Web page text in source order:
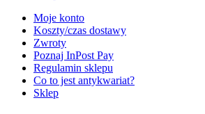
Moje konto
Koszty/czas dostawy
Zwroty
Poznaj InPost Pay
Regulamin sklepu
Co to jest antykwariat?
Sklep